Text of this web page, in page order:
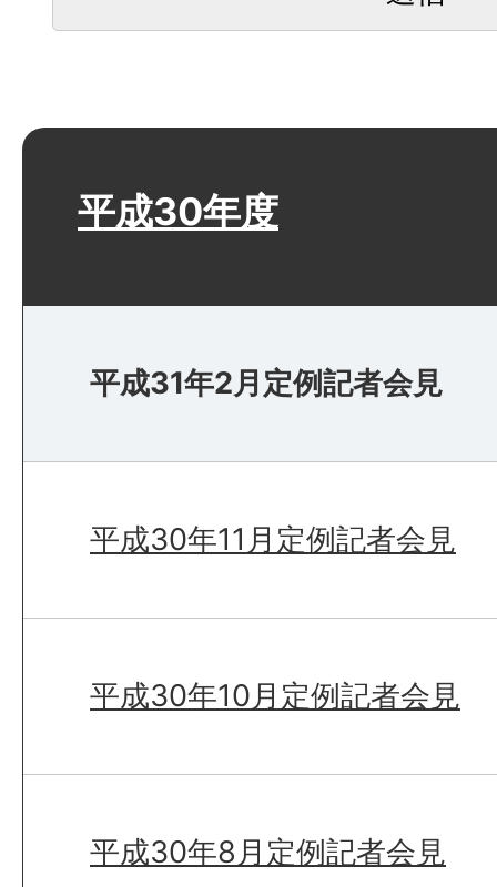
平成30年度
平成31年2月定例記者会見
平成30年11月定例記者会見
平成30年10月定例記者会見
平成30年8月定例記者会見